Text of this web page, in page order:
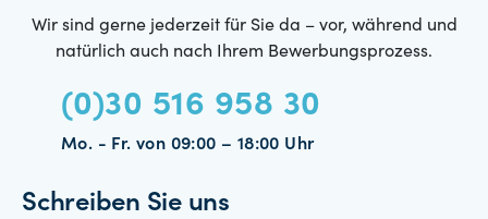
Wir sind gerne jederzeit für Sie da – vor, während und
natürlich auch nach Ihrem Bewerbungsprozess.
(0)30 516 958 30
Mo. - Fr. von 09:00 – 18:00 Uhr
Schreiben Sie uns